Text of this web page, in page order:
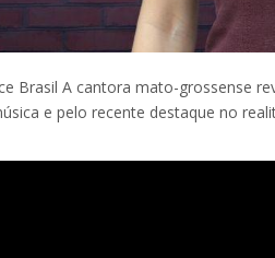
Brasil A cantora mato-grossense
e pelo recente destaque no